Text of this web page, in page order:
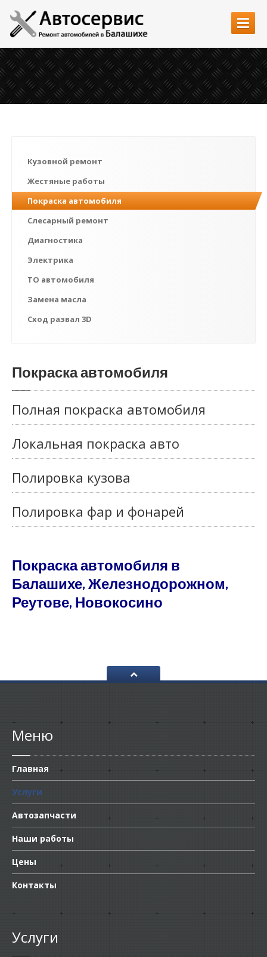
Главная
Услуги
Автозапчасти
Контакты
Кузовной ремонт
Жестяные работы
Покраска автомобиля
Слесарный ремонт
Диагностика
Электрика
ТО автомобиля
Замена масла
Сход развал 3D
Покраска автомобиля
Полная покраска автомобиля
Локальная покраска авто
Полировка кузова
Полировка фар и фонарей
Покраска автомобиля в
Балашихе, Железнодорожном,
Реутове, Новокосино
Меню
Главная
Услуги
Автозапчасти
Наши работы
Цены
Контакты
Услуги